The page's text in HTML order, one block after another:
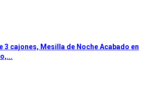
3 cajones, Mesilla de Noche Acabado en